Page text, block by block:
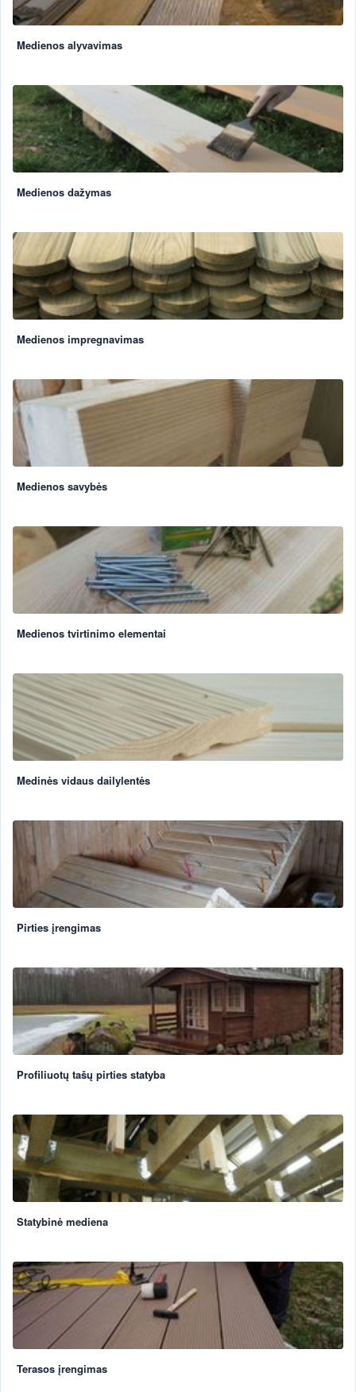
Medienos alyvavimas
Medienos dažymas
Medienos impregnavimas
Medienos savybės
Medienos tvirtinimo elementai
Medinės vidaus dailylentės
Pirties įrengimas
Profiliuotų tašų pirties statyba
Statybinė mediena
Terasos įrengimas